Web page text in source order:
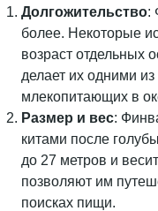
Долгожительство:
более. Некоторые
возраст отдельных
делает их одними
млекопитающих в
Размер и вес:
китами после
до 27 метров и
позволяют им
поисках пищи.